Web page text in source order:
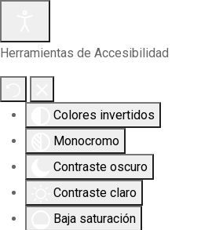
Herramientas de Accesibilidad
Colores invertidos
Monocromo
Contraste oscuro
Contraste claro
Baja saturación